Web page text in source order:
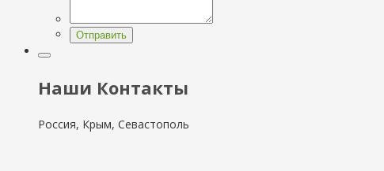
Отправить
Наши Контакты
Россия, Крым, Севастополь